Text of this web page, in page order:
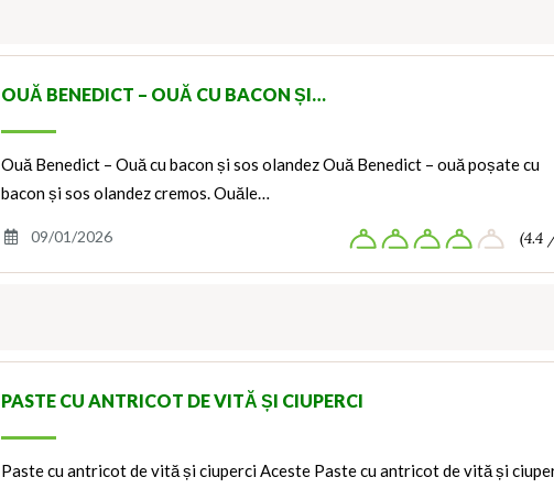
OUĂ BENEDICT – OUĂ CU BACON ȘI…
Ouă Benedict – Ouă cu bacon și sos olandez Ouă Benedict – ouă poșate cu
bacon și sos olandez cremos. Ouăle…
09/01/2026 (4.4
PASTE CU ANTRICOT DE VITĂ ȘI CIUPERCI
Paste cu antricot de vită și ciuperci Aceste Paste cu antricot de vită și